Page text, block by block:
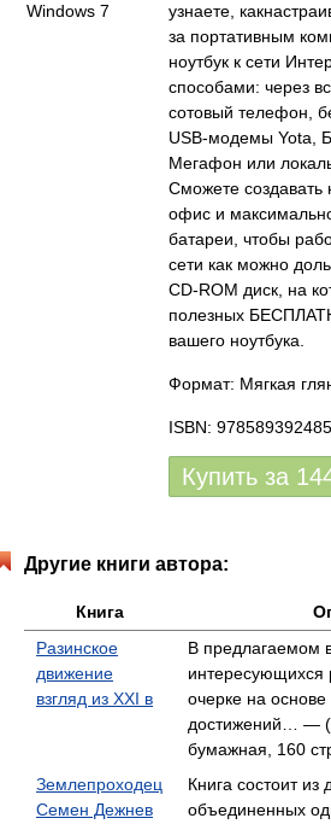
узнаете,
за портативным
ноутбук к сети
способами: через
сотовый телефон,
USB-модемы Yota,
Мегафон или
Сможете
офис и
батареи, чтобы
сети как можно
CD-ROM диск, на
полезных
вашего ноутбука.
Формат: Мягкая
ISBN:
Купить за
Другие книги автора:
Книга
Разинское
движение
взгляд из XXI в
В предлагаемом
интересующихся
очерке на
достижений… —
бумажная, 160
Землепроходец
Семен Дежнев
Книга состоит из
объединенных